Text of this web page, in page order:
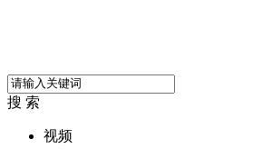
搜 索
视频